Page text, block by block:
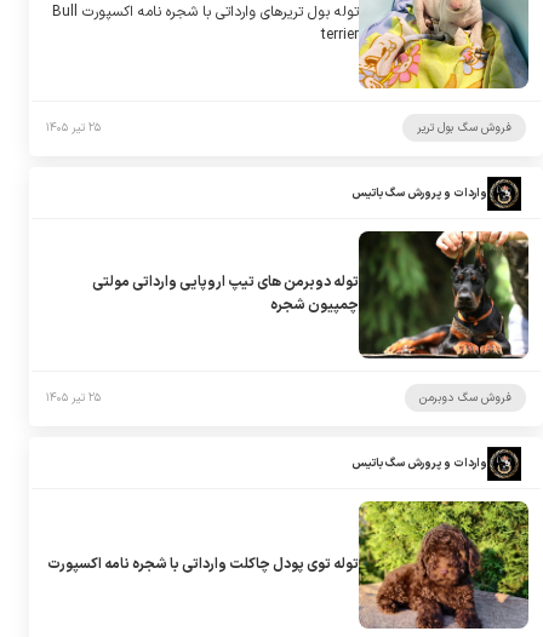
توله بول تریرهای وارداتی با شجره نامه اکسپورت Bull
terrier
فروش سگ بول تریر ۲۵ تیر ۱۴۰۵
واردات و پرورش سگ باتیس
توله دوبرمن های تیپ اروپایی وارداتی مولتی
چمپیون شجره
فروش سگ دوبرمن ۲۵ تیر ۱۴۰۵
واردات و پرورش سگ باتیس
توله توی پودل چاکلت وارداتی با شجره نامه اکسپورت